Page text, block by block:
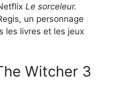
Le sorceleur.
un personnage
les livres et les jeux
Witcher 3